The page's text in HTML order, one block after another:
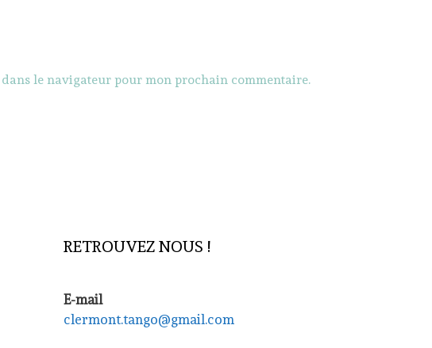
le navigateur pour mon prochain commentaire.
RETROUVEZ NOUS !
E-mail
clermont.tango@gmail.com